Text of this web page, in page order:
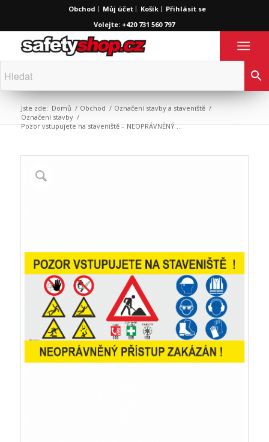
Obchod Můj účet Košík
Přihlásit se
Volejte: +420 731 560 797
Jste zde: Domů / Obchod / Označení stavby a staveniště /
Označení stavby /
Pozor vstupujete na staveniště – NEOPRÁVNĚNÝ …